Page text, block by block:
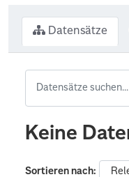
Datensätze
Keine
Sortieren nach